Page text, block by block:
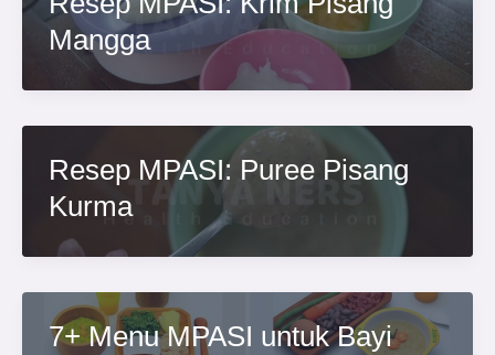
Mangga
Resep MPASI: Puree Pisang
Kurma
7+ Menu MPASI untuk Bayi